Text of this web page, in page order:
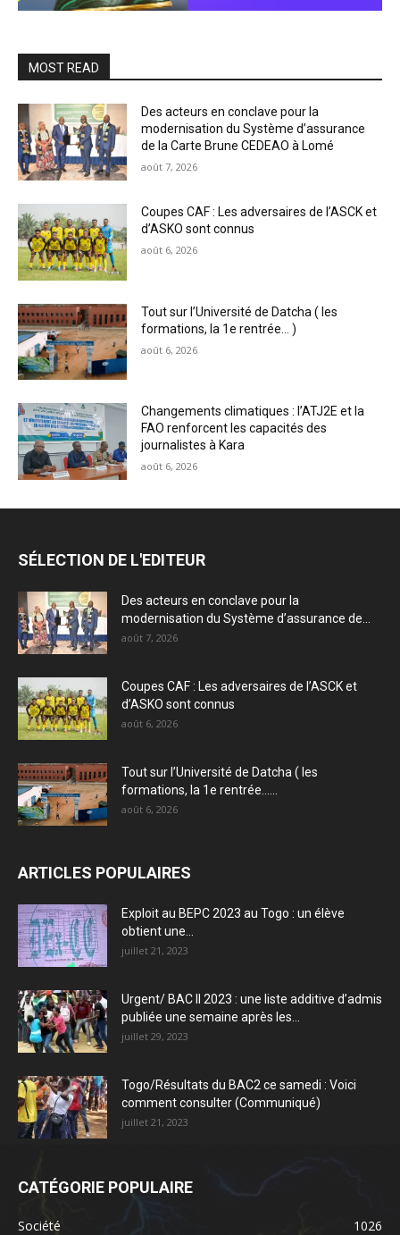
MOST READ
Des acteurs en conclave pour la
modernisation du Système d’assurance
de la Carte Brune CEDEAO à Lomé
août 7, 2026
Coupes CAF : Les adversaires de l’ASCK et
d’ASKO sont connus
août 6, 2026
Tout sur l’Université de Datcha ( les
formations, la 1e rentrée… )
août 6, 2026
Changements climatiques : l’ATJ2E et la
FAO renforcent les capacités des
journalistes à Kara
août 6, 2026
SÉLECTION DE L'EDITEUR
Des acteurs en conclave pour la
modernisation du Système d’assurance de...
août 7, 2026
Coupes CAF : Les adversaires de l’ASCK et
d’ASKO sont connus
août 6, 2026
Tout sur l’Université de Datcha ( les
formations, la 1e rentrée…...
août 6, 2026
ARTICLES POPULAIRES
Exploit au BEPC 2023 au Togo : un élève
obtient une...
juillet 21, 2023
Urgent/ BAC II 2023 : une liste additive d’admis
publiée une semaine après les...
juillet 29, 2023
Togo/Résultats du BAC2 ce samedi : Voici
comment consulter (Communiqué)
juillet 21, 2023
CATÉGORIE POPULAIRE
Société
1026